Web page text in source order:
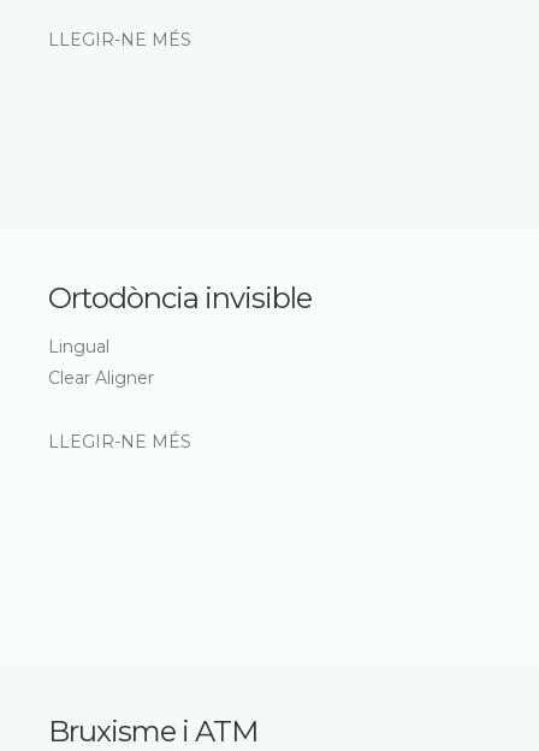
LLEGIR-NE MÉS
Ortodòncia invisible
Lingual
Clear Aligner
LLEGIR-NE MÉS
Bruxisme i ATM